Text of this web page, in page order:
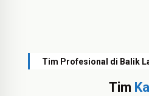
Tim Profesional di Balik
Tim